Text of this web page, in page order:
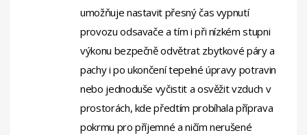
umožňuje nastavit přesný čas vypnutí
provozu odsavače a tím i při nízkém stupni
výkonu bezpečně odvětrat zbytkové páry a
pachy i po ukončení tepelné úpravy potravin
nebo jednoduše vyčistit a osvěžit vzduch v
prostorách, kde předtím probíhala příprava
pokrmu pro příjemné a ničím nerušené